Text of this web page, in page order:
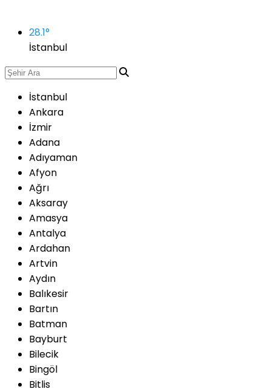
28.1°
İstanbul
İstanbul
Ankara
İzmir
Adana
Adıyaman
Afyon
Ağrı
Aksaray
Amasya
Antalya
Ardahan
Artvin
Aydın
Balıkesir
Bartın
Batman
Bayburt
Bilecik
Bingöl
Bitlis